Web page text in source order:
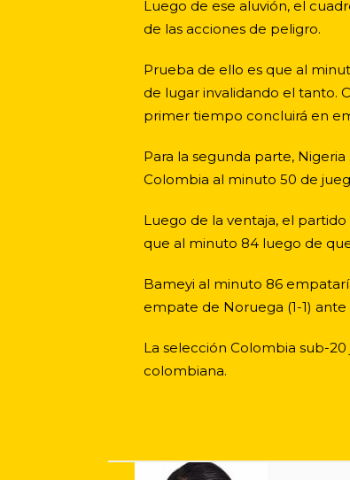
Luego de ese aluvión, el
de las acciones de peligro.
Prueba de ello es que al
de lugar invalidando el tanto.
primer tiempo concluirá en
Para la segunda parte,
Colombia al minuto 50 de
Luego de la ventaja, el
que al minuto 84 luego de
Bameyi al minuto 86
empate de Noruega (1-1)
La selección Colombia sub-
colombiana.